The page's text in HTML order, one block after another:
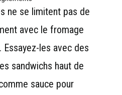
ne se limitent pas de
avec le fromage
les avec des
sandwichs haut de
sauce pour